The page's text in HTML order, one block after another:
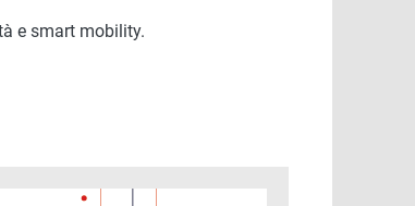
e smart mobility.